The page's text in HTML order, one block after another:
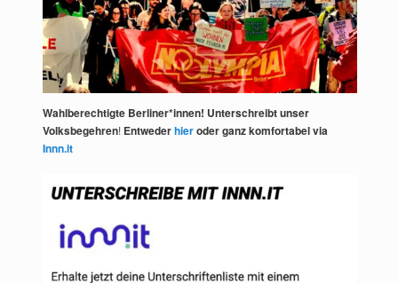
Wahlberechtigte Berliner*innen! Unterschreibt unser
Volksbegehren! Entwederhieroder ganz komfortabel via
Innn.it